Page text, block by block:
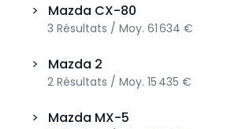
> Mazda CX-80
3 Résultats / Moy. 61 634 €
> Mazda 2
2 Résultats / Moy. 15 435 €
> Mazda MX-5